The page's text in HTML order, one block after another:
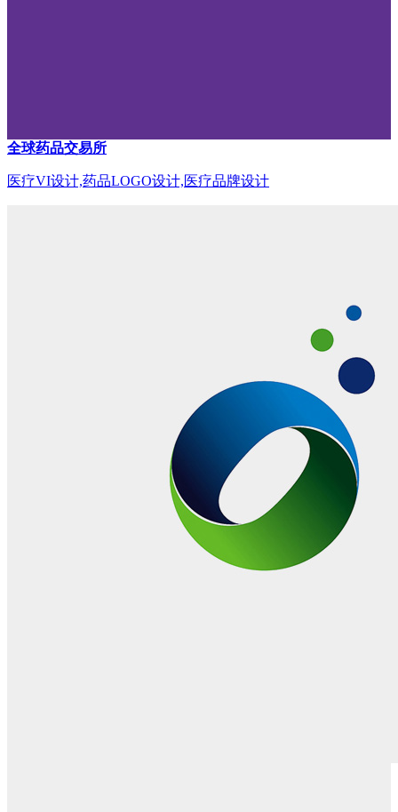
全球药品交易所
医疗VI设计,药品LOGO设计,医疗品牌设计